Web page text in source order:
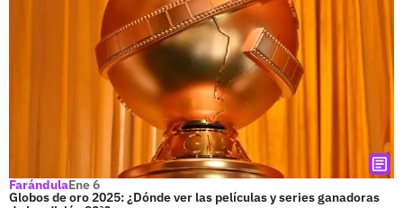
FarándulaEne 6
Globos de oro 2025: ¿Dónde ver las películas y series ganadoras